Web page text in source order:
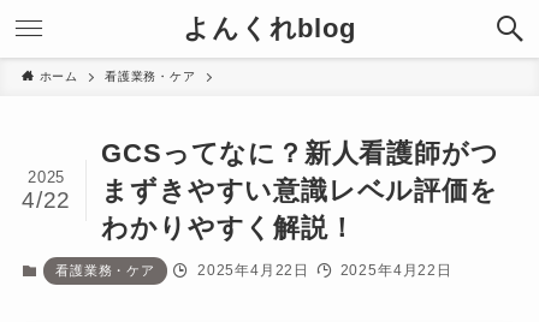
よんくれblog
ホーム 看護業務・ケア
GCSってなに？新人看護師がつ
まずきやすい意識レベル評価を
わかりやすく解説！
2025
4/22
看護業務・ケア 2025年4月22日 2025年4月22日